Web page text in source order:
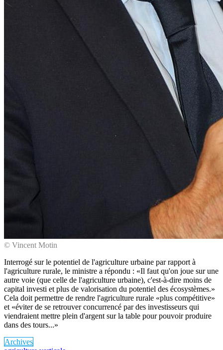
© Vincent Motin
Interrogé sur le potentiel de l'agriculture urbaine par rapport à
l'agriculture rurale, le ministre a répondu : «Il faut qu'on joue sur une
autre voie (que celle de l'agriculture urbaine), c'est-à-dire moins de
capital investi et plus de valorisation du potentiel des écosystèmes.»
Cela doit permettre de rendre l'agriculture rurale «plus compétitive»
et «éviter de se retrouver concurrencé par des investisseurs qui
viendraient mettre plein d'argent sur la table pour pouvoir produire
dans des tours...»
Archives